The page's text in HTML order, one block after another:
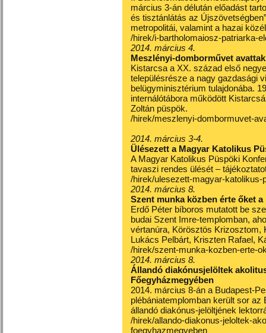
március 3-án délután előadást
és tisztánlátás az
metropolitái, valamint a hazai
/hirek/i-bartholomaiosz-patriarka-
2014. március 4.
Meszlényi-domborművet
Kistarcsa a XX. század első
településrésze a nagy gazdasági
belügyminisztérium tulajdonába.
internálótábora működött
Zoltán püspök.
/hirek/meszlenyi-dombormuvet-
2014. március 3-4.
Ülésezett a Magyar Katolikus
A Magyar Katolikus Püspöki
tavaszi rendes ülését –
/hirek/ulesezett-magyar-katolikus-
2014. március 8.
Szent munka közben érte őket
Erdő Péter bíboros mutatott be
budai Szent Imre-templomban,
vértanúra, Körösztös Krizosztom,
Lukács Pelbárt, Kriszten Rafael,
/hirek/szent-munka-kozben-erte-
2014. március 8.
Állandó diakónusjelöltek
Főegyházmegyében
2014. március 8-án a Budapest-
plébániatemplomban került sor
állandó diakónus-jelöltjének
/hirek/allando-diakonus-jeloltek-
foegyhazmegyeben